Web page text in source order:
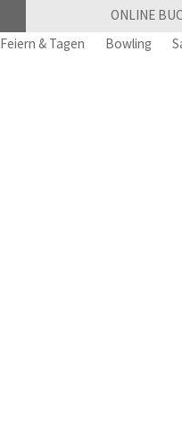
ONLINE
Feiern & Tagen Bowling